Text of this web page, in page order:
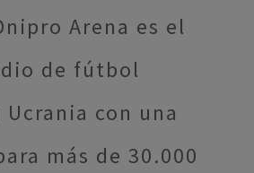
Arena es el
de fútbol
con una
más de 30.000